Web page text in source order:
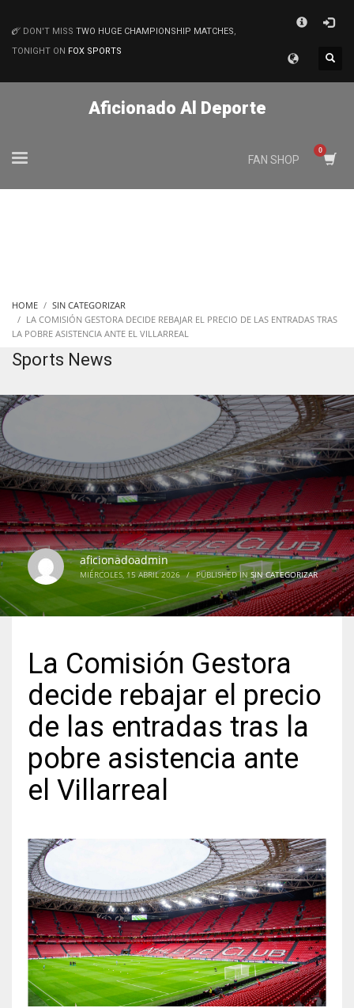
MATCHES
IND
34
MIN
DON'T MISS TWO HUGE CHAMPIONSHIP MATCHES,
TONIGHT ON FOX SPORTS
Aficionado Al Deporte
FAN SHOP
HOME
SIN CATEGORIZAR
LA COMISIÓN GESTORA DECIDE REBAJAR EL PRECIO DE LAS ENTRADAS TRAS
LA POBRE ASISTENCIA ANTE EL VILLARREAL
Sports News
aficionadoadmin
MIÉRCOLES, 15 ABRIL 2026 / PUBLISHED IN SIN CATEGORIZAR
La Comisión Gestora
decide rebajar el precio
de las entradas tras la
pobre asistencia ante
el Villarreal